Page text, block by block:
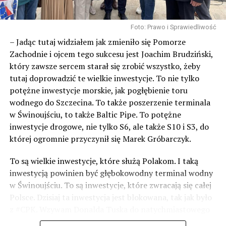
Święto odbywające się co roku z myślą o duszach
zmarłych. Zaprezentowane będą zwyczaje i obrzędy
związane z oddawaniem czci i pamięcią o przodkach,
którzy już odeszli. Zaduszki sprzed 1000 lat.
4056 odsłon
POWIĄZANE TEMATY: WOLIN
NASTĘPNY
Dzieci urodzone w gminie Wolin otrzymają coś
NIE PRZEGAP
Zagrożenie pożarowe w lasach. Wilgotność ściółki na
poziomie 10 proc.
Foto: Prawo i Sprawiedliwość
– Jadąc tutaj widziałem jak zmieniło się Pomorze
Zachodnie i ojcem tego sukcesu jest Joachim Brudziński,
który zawsze sercem starał się zrobić wszystko, żeby
tutaj doprowadzić te wielkie inwestycje. To nie tylko
potężne inwestycje morskie, jak pogłębienie toru
wodnego do Szczecina. To także poszerzenie terminala
w Świnoujściu, to także Baltic Pipe. To potężne
inwestycje drogowe, nie tylko S6, ale także S10 i S3, do
której ogromnie przyczynił się Marek Gróbarczyk.
To są wielkie inwestycje, które służą Polakom. I taką
inwestycją powinien być głębokowodny terminal wodny
w Świnoujściu. To są inwestycje, które zwracają się całej
Polsce. Dzisiaj ta inwestycja jest blokowana, tak jak było
odblokowania CPK.